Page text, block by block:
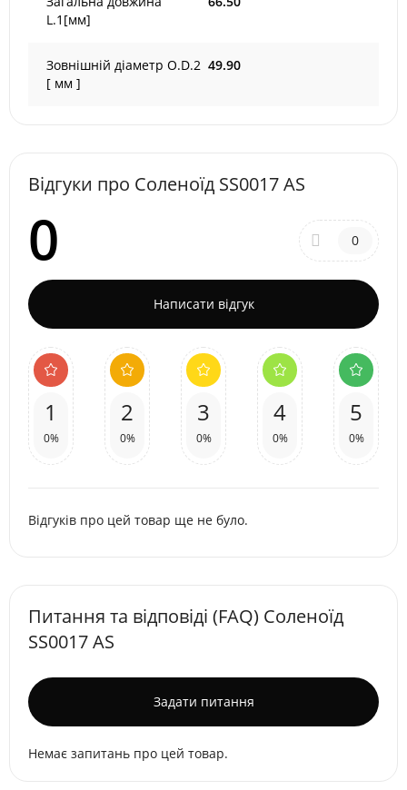
L.1[мм]
Зовнішній діаметр O.D.2
[ мм ]
49.90
Відгуки про Соленоїд SS0017 AS
0 0
Написати відгук
1
0%
2
0%
3
0%
4
0%
5
0%
Відгуків про цей товар ще не було.
Питання та відповіді (FAQ) Соленоїд
SS0017 AS
Задати питання
Немає запитань про цей товар.